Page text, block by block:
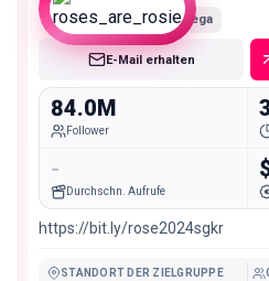
Mega
E-Mail erhalten
84.0M
Follower
-
Durchschn. Aufrufe
https://bit.ly/rose2024sgkr
STANDORT DER ZIELGRUPPE